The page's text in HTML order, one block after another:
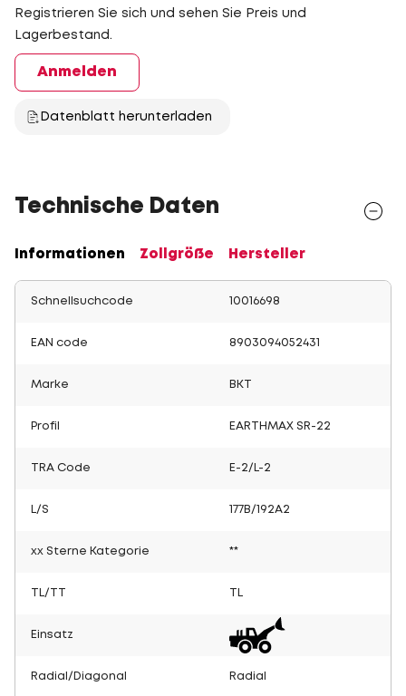
Registrieren Sie sich und sehen Sie Preis und
Lagerbestand.
Anmelden
Datenblatt herunterladen
Technische Daten
Informationen Zollgröße Hersteller
Schnellsuchcode 10016698
EAN code 8903094052431
Marke BKT
Profil EARTHMAX SR-22
TRA Code E-2/L-2
L/S 177B/192A2
xx Sterne Kategorie **
TL/TT
Einsatz
Radial/Diagonal Radial